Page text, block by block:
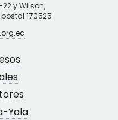
22 y Wilson,
170525
Yala